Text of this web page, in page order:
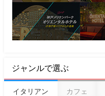
ジャンルで選ぶ
イタリアン カフェ